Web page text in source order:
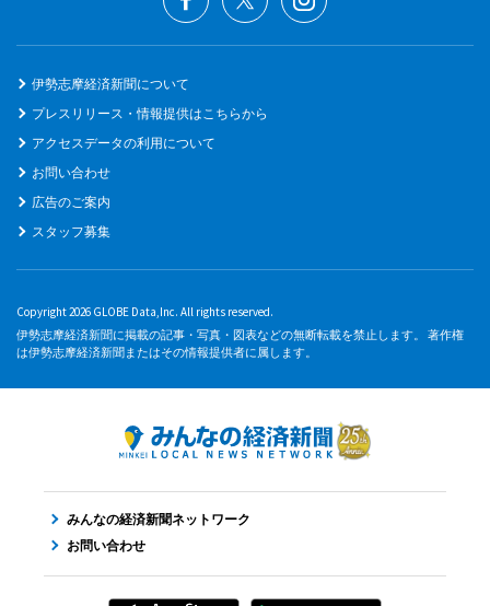
伊勢志摩経済新聞について
プレスリリース・情報提供はこちらから
アクセスデータの利用について
お問い合わせ
広告のご案内
スタッフ募集
Copyright 2026 GLOBE Data,Inc. All rights reserved.
伊勢志摩経済新聞に掲載の記事・写真・図表などの無断転載を禁止します。 著作権
は伊勢志摩経済新聞またはその情報提供者に属します。
みんなの経済新聞ネットワーク
お問い合わせ